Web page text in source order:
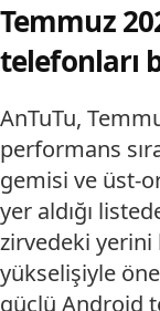
Temmuz
telefonları
AnTuTu,
performans
gemisi ve üst-
yer aldığı
zirvedeki
yükselişiyle
güçlü Android